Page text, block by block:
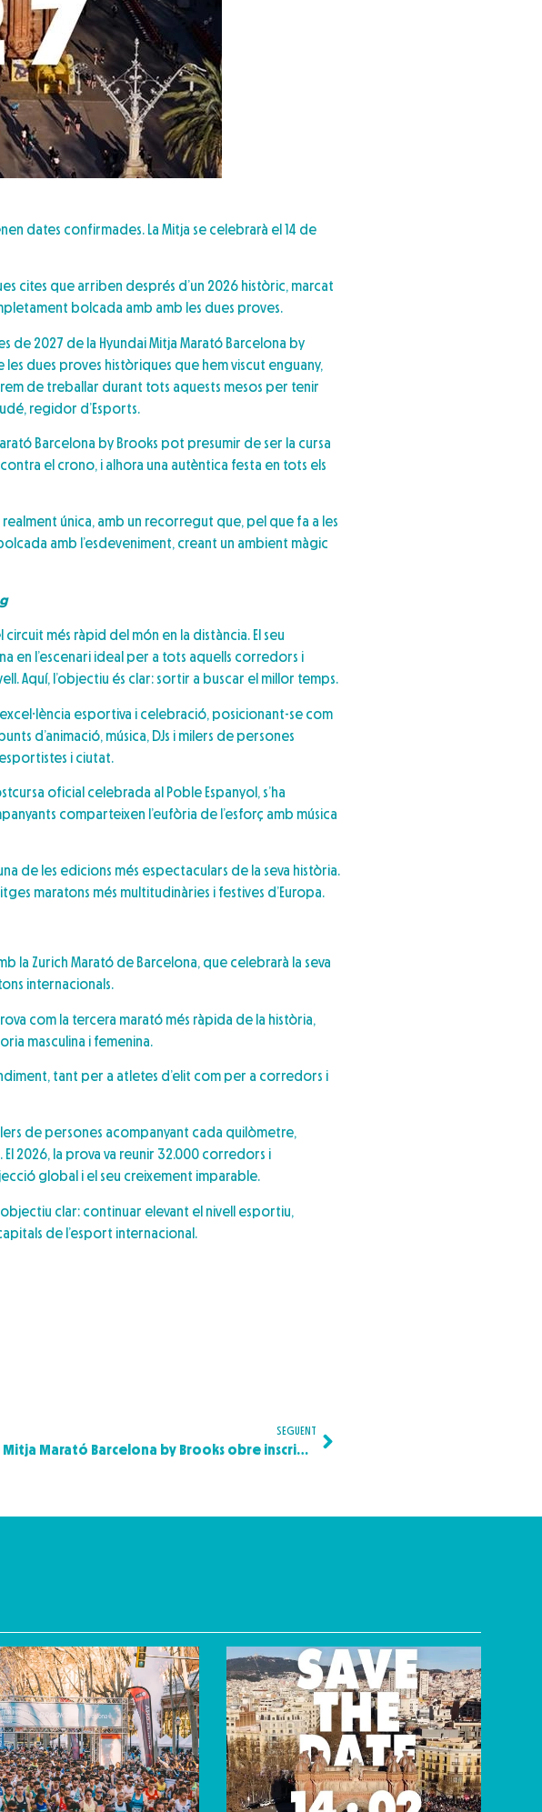
dates confirmades. La Mitja se celebrarà el 14 de
cites que arriben després d’un 2026 històric, marcat
bolcada amb amb les dues proves.
2027 de la Hyundai Mitja Marató Barcelona by
les dues proves històriques que hem viscut enguany,
de treballar durant tots aquests mesos per tenir
regidor d’Esports.
Barcelona by Brooks pot presumir de ser la cursa
el crono, i alhora una autèntica festa en tots els
única, amb un recorregut que, pel que fa a les
amb l’esdeveniment, creant un ambient màgic
més ràpid del món en la distància. El seu
en l’escenari ideal per a tots aquells corredors i
Aquí, l’objectiu és clar: sortir a buscar el millor temps.
esportiva i celebració, posicionant-se com
d’animació, música, DJs i milers de persones
i ciutat.
oficial celebrada al Poble Espanyol, s’ha
comparteixen l’eufòria de l’esforç amb música
de les edicions més espectaculars de la seva història.
maratons més multitudinàries i festives d’Europa.
la Zurich Marató de Barcelona, que celebrarà la seva
internacionals.
com la tercera marató més ràpida de la història,
masculina i femenina.
tant per a atletes d’elit com per a corredors i
de persones acompanyant cada quilòmetre,
2026, la prova va reunir 32.000 corredors i
global i el seu creixement imparable.
clar: continuar elevant el nivell esportiu,
de l’esport internacional.
SEGUENT
La Hyundai Mitja Marató Barcelona by Brooks obre inscripcions amb 40.000 dorsals disponibles